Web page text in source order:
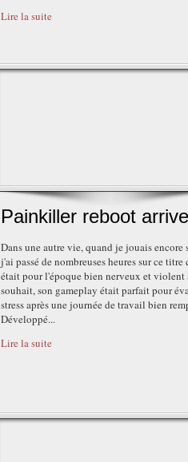
Lire la suite
Painkiller reboot
Dans une autre vie, quand je jouais encore
j'ai passé de nombreuses heures sur ce titre
était pour l'époque bien nerveux et violent
souhait, son gameplay était parfait pour
stress après une journée de travail bien
Développé...
Lire la suite